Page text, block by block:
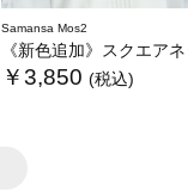
Samansa Mos2
《新色追加》スクエアネックレースノースリーブ【接触
￥3,850 (税込)